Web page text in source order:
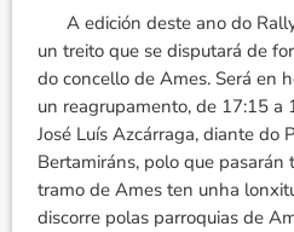
A edición deste ano do
un treito que se disputará de
do concello de Ames. Será en
un reagrupamento, de 17:15 a
José Luís Azcárraga, diante do
Bertamiráns, polo que pasarán
tramo de Ames ten unha
discorre polas parroquias de